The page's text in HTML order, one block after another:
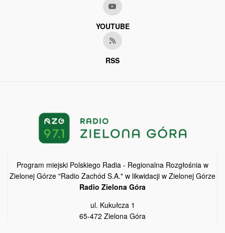
YOUTUBE
RSS
Program miejski Polskiego Radia - Regionalna Rozgłośnia w
Zielonej Górze "Radio Zachód S.A." w likwidacji w Zielonej Górze
Radio Zielona Góra
ul. Kukułcza 1
65-472 Zielona Góra